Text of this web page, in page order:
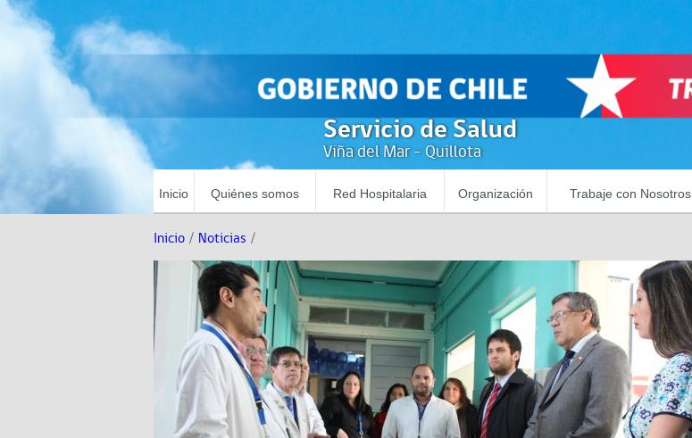
Servicio de Salud
Viña del Mar - Quillota
Inicio Quiénes somos Red Hospitalaria Organización Trabaje con Nosotros
Inicio / Noticias /